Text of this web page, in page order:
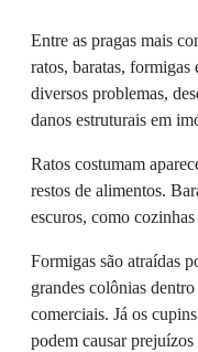
Entre as pragas mais
ratos, baratas, formigas
diversos problemas,
danos estruturais em
Ratos costumam
restos de alimentos.
escuros, como
Formigas são atraídas
grandes colônias
comerciais. Já os
podem causar